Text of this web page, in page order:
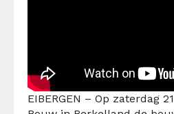
EIBERGEN – Op zaterdag